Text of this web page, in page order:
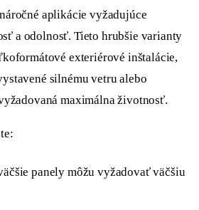
aplikácie vyžadujúce
a odolnosť. Tieto hrubšie varianty
exteriérové inštalácie,
silnému vetru alebo
maximálna životnosť.
panely môžu vyžadovať väčšiu